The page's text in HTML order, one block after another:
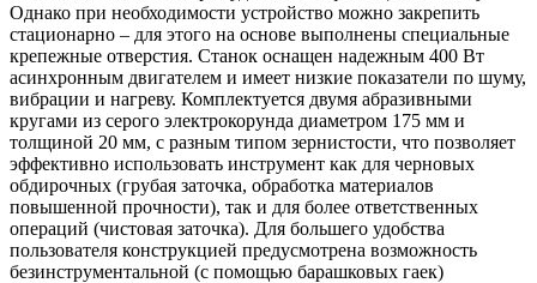
Однако при необходимости устройство можно закрепить
стационарно – для этого на основе выполнены специальные
крепежные отверстия. Станок оснащен надежным 400 Вт
асинхронным двигателем и имеет низкие показатели по шуму,
вибрации и нагреву. Комплектуется двумя абразивными
кругами из серого электрокорунда диаметром 175 мм и
толщиной 20 мм, с разным типом зернистости, что позволяет
эффективно использовать инструмент как для черновых
обдирочных (грубая заточка, обработка материалов
повышенной прочности), так и для более ответственных
операций (чистовая заточка). Для большего удобства
пользователя конструкцией предусмотрена возможность
безинструментальной (с помощью барашковых гаек)